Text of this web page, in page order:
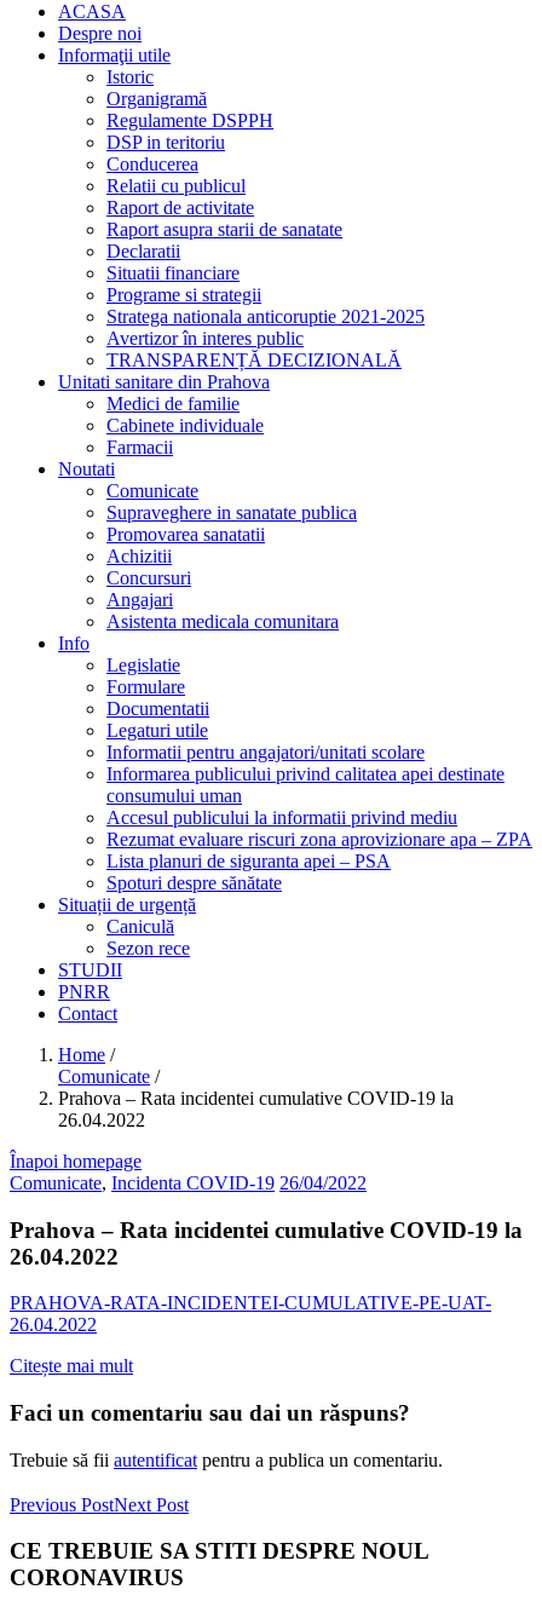
ACASA
Despre noi
Informaţii utile
Istoric
Organigramă
Regulamente DSPPH
DSP in teritoriu
Conducerea
Relatii cu publicul
Raport de activitate
Raport asupra starii de sanatate
Declaratii
Situatii financiare
Programe si strategii
Stratega nationala anticoruptie 2021-2025
Avertizor în interes public
TRANSPARENȚĂ DECIZIONALĂ
Unitati sanitare din Prahova
Medici de familie
Cabinete individuale
Farmacii
Noutati
Comunicate
Supraveghere in sanatate publica
Promovarea sanatatii
Achizitii
Concursuri
Angajari
Asistenta medicala comunitara
Info
Legislatie
Formulare
Documentatii
Legaturi utile
Informatii pentru angajatori/unitati scolare
Informarea publicului privind calitatea apei destinate
consumului uman
Accesul publicului la informatii privind mediu
Rezumat evaluare riscuri zona aprovizionare apa – ZPA
Lista planuri de siguranta apei – PSA
Spoturi despre sănătate
Situații de urgență
Caniculă
Sezon rece
STUDII
PNRR
Contact
Home /
Comunicate /
Prahova – Rata incidentei cumulative COVID-19 la
26.04.2022
Înapoi homepage
Comunicate, Incidenta COVID-19 26/04/2022
Prahova – Rata incidentei cumulative COVID-19 la
26.04.2022
PRAHOVA-RATA-INCIDENTEI-CUMULATIVE-PE-UAT-
26.04.2022
Citește mai mult
Faci un comentariu sau dai un răspuns?
Trebuie să fii autentificat pentru a publica un comentariu.
Previous PostNext Post
CE TREBUIE SA STITI DESPRE NOUL
CORONAVIRUS